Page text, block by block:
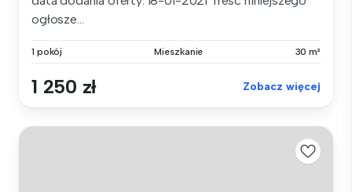
ogłosze...
1 pokój Mieszkanie 30 m²
1 250 zł Zobacz więcej